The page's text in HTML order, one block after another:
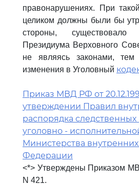
правонарушениях. При
целиком должны были бы
стороны, существовало
Президиума Верховного
не являясь законами,
изменения в Уголовный
Приказ МВД РФ от
утверждении Правил
распорядка следственных
уголовно -
Министерства
Федерации
<*> Утверждены Приказом
N 421.